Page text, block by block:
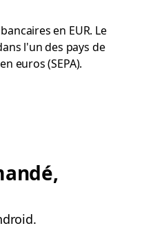
en EUR. Le
l'un des pays de
euros (SEPA).